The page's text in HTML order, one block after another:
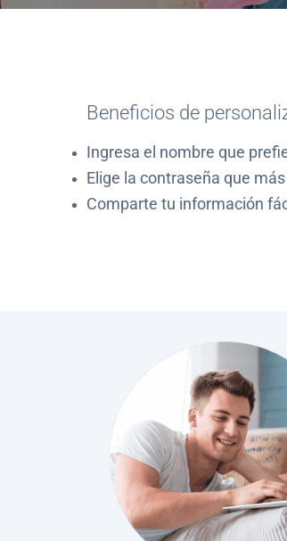
Beneficios de
Ingresa el nombre que
Elige la contraseña que
Comparte tu información